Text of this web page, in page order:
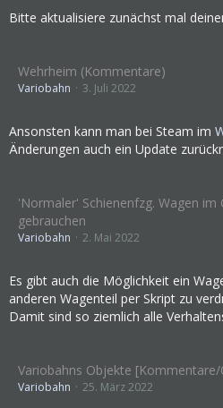
Bitte aktualisiere zunächst mal
Wehrheim (Kommentare)
Variobahn 3. Juli 2022
Ansonsten kann man bei Steam im
Änderungen auch ein Update
'Normaler' Schienenfzg. Wagen im
gebrauchen
Variobahn 2. Mai 2022
Es gibt auch die Möglichkeit ein
anderen Wagenteil per Skript zu
Damit sind so ziemlich alle
Variobahns Objekte
Variobahn 25. März 2022